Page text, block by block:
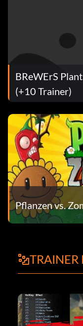
BReWErS
(+10 Trainer)
Pflanzen vs.
TRAINER